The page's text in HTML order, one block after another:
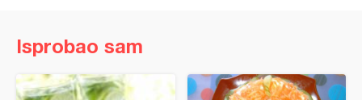
Isprobao sam